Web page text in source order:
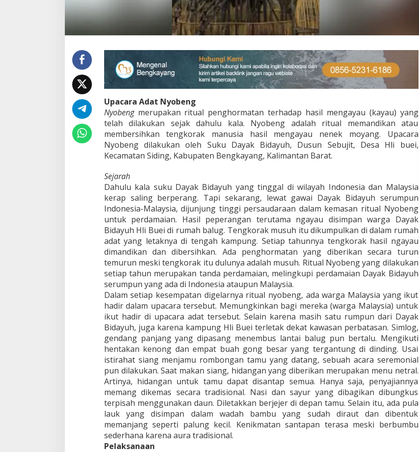
Upacara Adat Nyobeng
Nyobengmerupakan ritual penghormatan terhadap hasil mengayau (kayau) yang
telah dilakukan sejak dahulu kala. Nyobeng adalah ritual memandikan atau
membersihkan tengkorak manusia hasil mengayau nenek moyang. Upacara
Nyobeng dilakukan oleh Suku Dayak Bidayuh, Dusun Sebujit, Desa Hli buei,
Kecamatan Siding, Kabupaten Bengkayang, Kalimantan Barat.
Sejarah
Dahulu kala suku Dayak Bidayuh yang tinggal di wilayah Indonesia dan Malaysia
kerap saling berperang. Tapi sekarang, lewat gawai Dayak Bidayuh serumpun
Indonesia-Malaysia, dijunjung tinggi persaudaraan dalam kemasan ritual Nyobeng
untuk perdamaian. Hasil peperangan terutama ngayau disimpan warga Dayak
Bidayuh Hli Buei di rumah balug. Tengkorak musuh itu dikumpulkan di dalam rumah
adat yang letaknya di tengah kampung. Setiap tahunnya tengkorak hasil ngayau
dimandikan dan dibersihkan. Ada penghormatan yang diberikan secara turun
temurun meski tengkorak itu dulunya adalah musuh. Ritual Nyobeng yang dilakukan
setiap tahun merupakan tanda perdamaian, melingkupi perdamaian Dayak Bidayuh
serumpun yang ada di Indonesia ataupun Malaysia.
Dalam setiap kesempatan digelarnya ritual nyobeng, ada warga Malaysia yang ikut
hadir dalam upacara tersebut. Memungkinkan bagi mereka (warga Malaysia) untuk
ikut hadir di upacara adat tersebut. Selain karena masih satu rumpun dari Dayak
Bidayuh, juga karena kampung Hli Buei terletak dekat kawasan perbatasan. Simlog,
gendang panjang yang dipasang menembus lantai balug pun bertalu. Mengikuti
hentakan kenong dan empat buah gong besar yang tergantung di dinding. Usai
istirahat siang menjamu rombongan tamu yang datang, sebuah acara seremonial
pun dilakukan. Saat makan siang, hidangan yang diberikan merupakan menu netral.
Artinya, hidangan untuk tamu dapat disantap semua. Hanya saja, penyajiannya
memang dikemas secara tradisional. Nasi dan sayur yang dibagikan dibungkus
terpisah menggunakan daun. Diletakkan berjejer di depan tamu. Selain itu, ada pula
lauk yang disimpan dalam wadah bambu yang sudah diraut dan dibentuk
memanjang seperti palung kecil. Kenikmatan santapan terasa meski berbumbu
sederhana karena aura tradisional.
Pelaksanaan